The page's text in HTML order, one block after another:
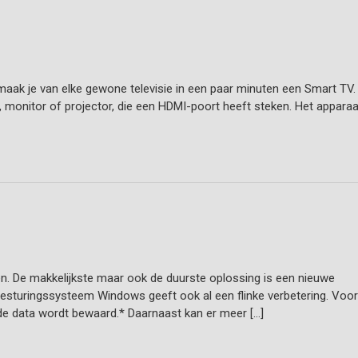
je van elke gewone televisie in een paar minuten een Smart TV.
monitor of projector, die een HDMI-poort heeft steken. Het
De makkelijkste maar ook de duurste oplossing is een nieuwe
Windows geeft ook al een flinke verbetering. Voor
data wordt bewaard.* Daarnaast kan er meer […]